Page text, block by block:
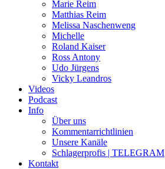
Marie Reim
Matthias Reim
Melissa Naschenweng
Michelle
Roland Kaiser
Ross Antony
Udo Jürgens
Vicky Leandros
Videos
Podcast
Info
Über uns
Kommentarrichtlinien
Unsere Kanäle
Schlagerprofis | TELEGRAM
Kontakt